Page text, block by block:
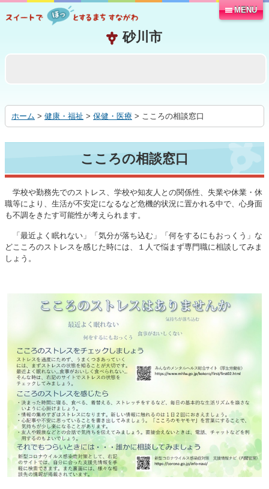
る
MENU
ホーム > 健康・福祉 > 保健・医療 > こころの相談窓口
こころの相談窓口
学校や勤務先でのストレス、学校や知友人との関係性、失業や休業・休
職等により、生活が不安定になるなど危機的状況に置かれる中で、心身面
も不調をきたす可能性が考えられます。
「最近よく眠れない」「気分が落ち込む」「何をするにもおっくう」な
どこころのストレスを感じた時には、１人で悩まず専門職に相談してみま
しょう。